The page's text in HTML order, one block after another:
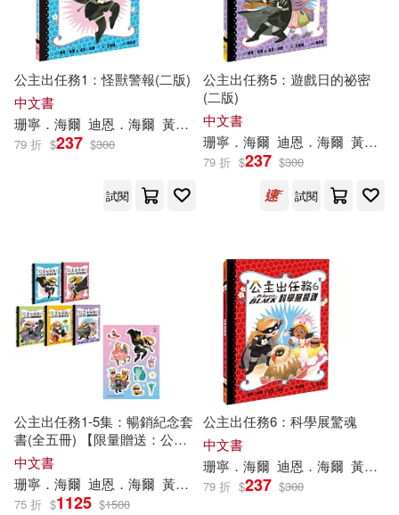
公主出任務1：怪獸警報(二版)
中文書
珊寧．海爾 迪恩．海爾 黃筱茵 范雷韻(LeUyen Pham)
79 折 $237 $300
試閱
公主出任務5：遊戲日的祕密
(二版)
中文書
珊寧．海爾 迪恩．海爾 黃筱茵
79 折 $237 $300
試閱
公主出任務1-5集：暢銷紀念套
書(全五冊) 【限量贈送：公主
英雄閃亮出擊貼紙】
中文書
珊寧．海爾 迪恩．海爾 黃筱茵 范雷韻(LeUyen Pham)
75 折 $1125 $1500
公主出任務6：科學展驚魂
中文書
珊寧．海爾 迪恩．海爾 黃聿君
79 折 $237 $300